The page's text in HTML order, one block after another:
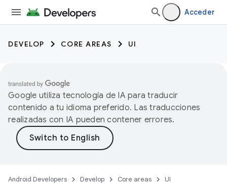
Acceder
DEVELOP CORE AREAS UI
Google utiliza tecnología de IA para traducir
contenido a tu idioma preferido. Las traducciones
realizadas con IA pueden contener errores.
Android Developers Develop Core areas
UI